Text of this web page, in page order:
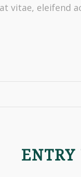
vitae, eleifend